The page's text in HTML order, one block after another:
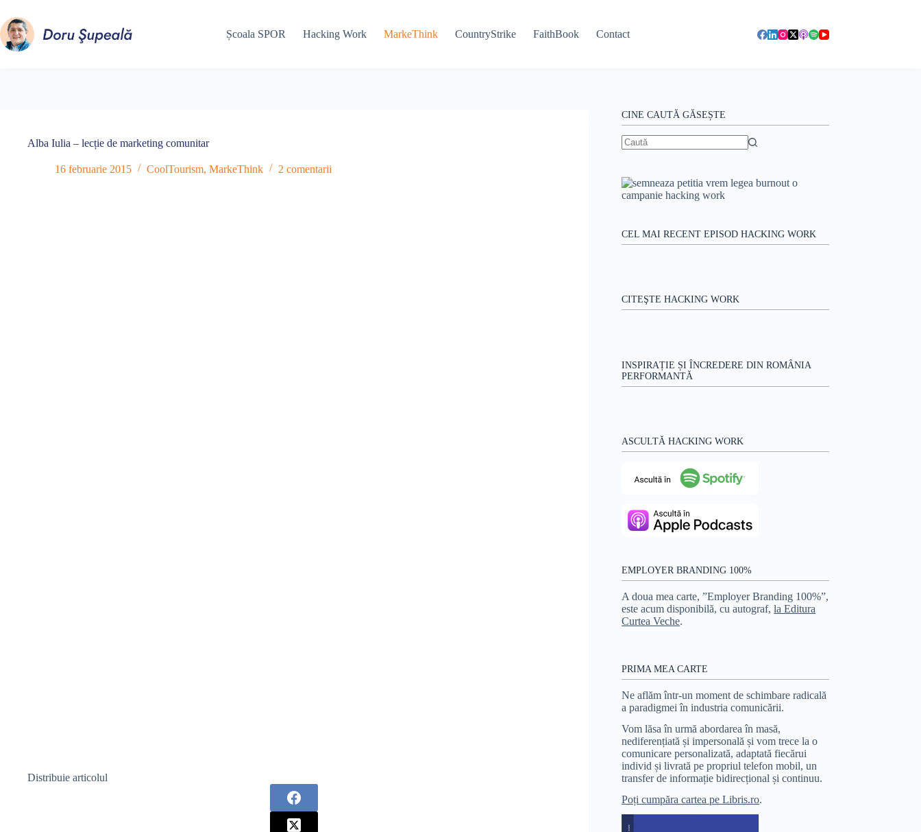
conținut
Școala SPOR Hacking Work MarkeThink CountryStrike FaithBook Contact
Alba Iulia – lecție de marketing comunitar
16 februarie 2015 CoolTourism, MarkeThink 2 comentarii
Distribuie articolul
CINE CAUTĂ GĂSEȘTE
CEL MAI RECENT EPISOD HACKING WORK
CITEŞTE HACKING WORK
INSPIRAȚIE ȘI ÎNCREDERE DIN ROMÂNIA
PERFORMANTĂ
ASCULTĂ HACKING WORK
EMPLOYER BRANDING 100%
A doua mea carte, ”Employer Branding 100%”,
este acum disponibilă, cu autograf,la Editura
Curtea Veche.
PRIMA MEA CARTE
Ne aflăm într-un moment de schimbare radicală
a paradigmei în industria comunicării.
Vom lăsa în urmă abordarea în masă,
nediferențiată și impersonală și vom trece la o
comunicare personalizată, adaptată fiecărui
individ și livrată pe propriul telefon mobil, un
transfer de informație bidirecțional și continuu.
Poți cumpăra cartea pe Libris.ro.